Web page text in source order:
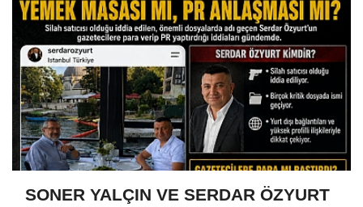
SONER YALÇIN VE SERDAR ÖZYURT